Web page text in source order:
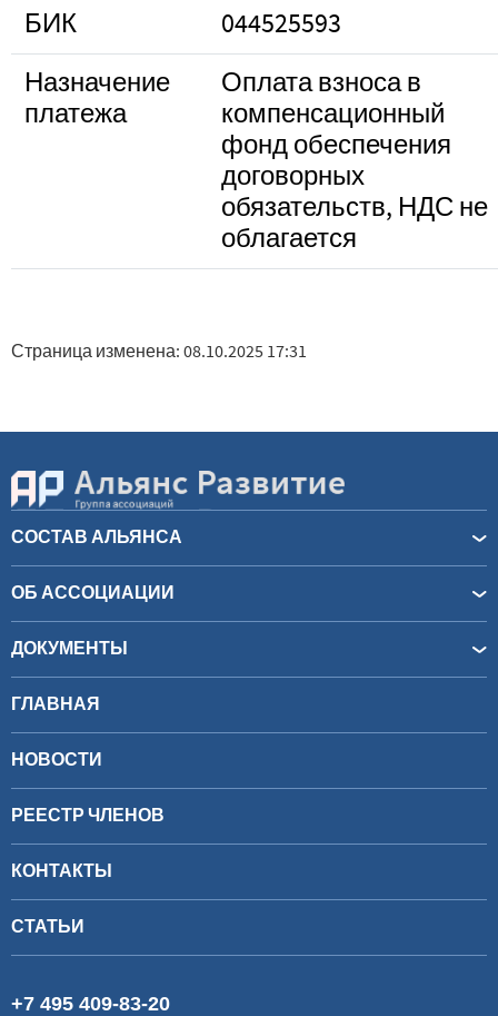
БИК
044525593
Назначение
платежа
Оплата взноса в
компенсационный
фонд обеспечения
договорных
обязательств, НДС не
облагается
Страница изменена: 08.10.2025 17:31
СОСТАВ АЛЬЯНСА
ОБ АССОЦИАЦИИ
ДОКУМЕНТЫ
ГЛАВНАЯ
НОВОСТИ
РЕЕСТР ЧЛЕНОВ
КОНТАКТЫ
СТАТЬИ
+7 495 409-83-20